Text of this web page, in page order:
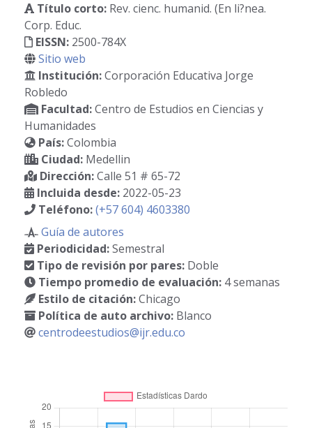
Título corto: Rev. cienc. humanid. (En li?nea.
Corp. Educ.
EISSN: 2500-784X
Sitio web
Institución:Corporación Educativa Jorge
Robledo
Facultad:Centro de Estudios en Ciencias y
Humanidades
País:Colombia
Ciudad: Medellin
Dirección:Calle 51 # 65-72
Incluida desde: 2022-05-23
Teléfono:(+57 604) 4603380
Guía de autores
Periodicidad:Semestral
Tipo de revisión por pares: Doble
Tiempo promedio de evaluación: 4 semanas
Estilo de citación:Chicago
Política de auto archivo: Blanco
centrodeestudios@ijr.edu.co